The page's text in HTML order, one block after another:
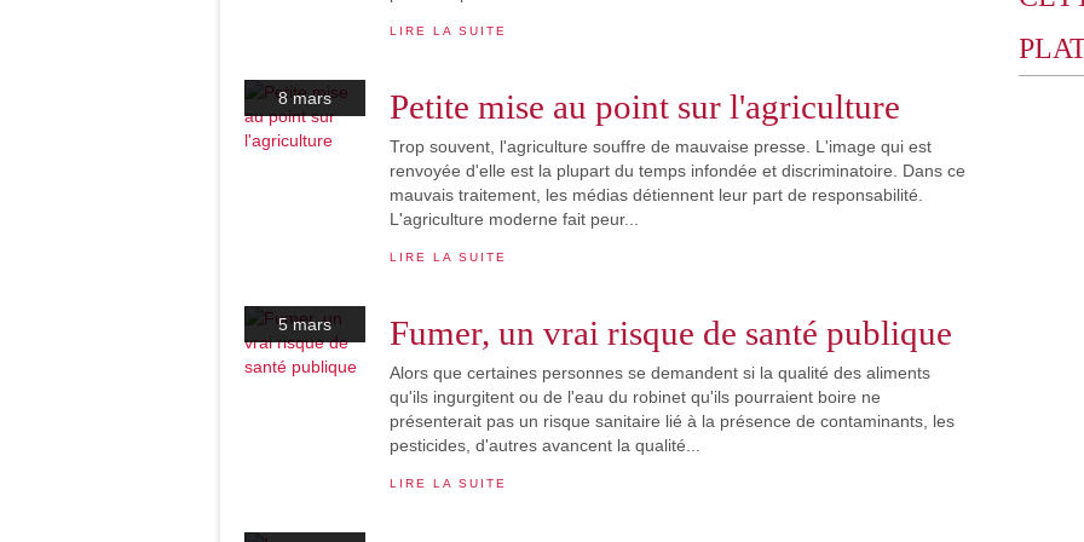
LIRE LA SUITE
8 mars Petite mise au point sur l'agriculture
Trop souvent, l'agriculture souffre de mauvaise presse. L'image qui est
renvoyée d'elle est la plupart du temps infondée et discriminatoire. Dans ce
mauvais traitement, les médias détiennent leur part de responsabilité.
L'agriculture moderne fait peur...
LIRE LA SUITE
5 mars Fumer, un vrai risque de santé publique
Alors que certaines personnes se demandent si la qualité des aliments
qu'ils ingurgitent ou de l'eau du robinet qu'ils pourraient boire ne
présenterait pas un risque sanitaire lié à la présence de contaminants, les
pesticides, d'autres avancent la qualité...
LIRE LA SUITE